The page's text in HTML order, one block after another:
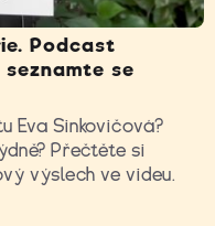
Podcast
se
Eva Sinkovičová?
Přečtěte si
výslech ve videu.